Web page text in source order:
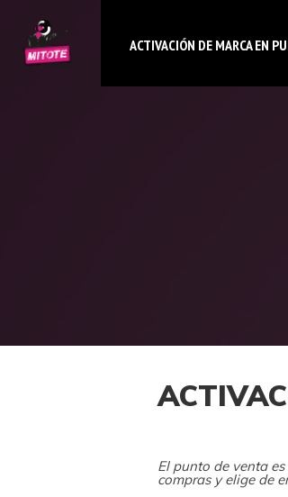
ACTIVACIÓN DE MARCA EN
El punto de venta
compras y elige de